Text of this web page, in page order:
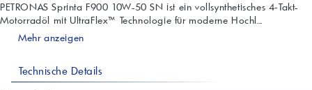
PETRONAS Sprinta F900 10W-50 SN ist ein vollsynthetisches 4‑Takt-
Motorradöl mit UltraFlex™ Technologie für moderne Hochl...
Mehr anzeigen
Technische Details